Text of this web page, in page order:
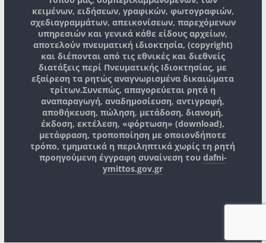
κειμένων, ειδήσεων, γραφικών, φωτογραφιών,
σχεδιαγραμμάτων, απεικονίσεων, παρεχόμενων
υπηρεσιών και γενικά κάθε είδους αρχείων,
αποτελούν πνευματική ιδιοκτησία, (copyright)
και διέπονται από τις εθνικές και διεθνείς
διατάξεις περί Πνευματικής Ιδιοκτησίας, με
εξαίρεση τα ρητώς αναγνωρισμένα δικαιώματα
τρίτων.Συνεπώς, απαγορεύεται ρητά η
αναπαραγωγή, αναδημοσίευση, αντιγραφή,
αποθήκευση, πώληση, μετάδοση, διανομή,
έκδοση, εκτέλεση, «φόρτωση» (download),
μετάφραση, τροποποίηση με οποιονδήποτε
τρόπο, τμηματικά η περιληπτικά χωρίς τη ρητή
προηγούμενη έγγραφη συναίνεση του dafni-
ymittos.gov.gr